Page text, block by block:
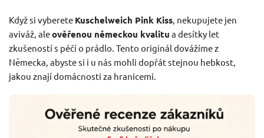
Když si vyberete Kuschelweich Pink Kiss , nekupujete jen
aviváž, aleověřenou německou kvalitu a desítky let
zkušeností s péčí o prádlo. Tento originál dovážíme z
Německa, abyste si i u nás mohli dopřát stejnou hebkost,
jakou znají domácnosti za hranicemi.